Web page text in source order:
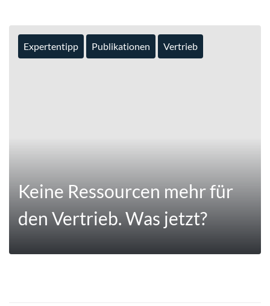
Expertentipp Publikationen Vertrieb
Keine Ressourcen mehr für
den Vertrieb. Was jetzt?